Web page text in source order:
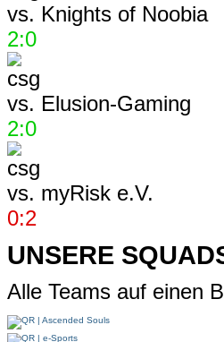
vs. Knights of Noobia
2:0
vs. Elusion-Gaming
2:0
vs. myRisk e.V.
0:2
UNSERE
Alle Teams auf einen